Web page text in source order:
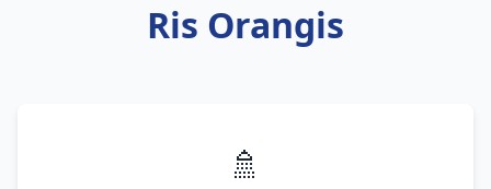
Ris Orangis
🚿